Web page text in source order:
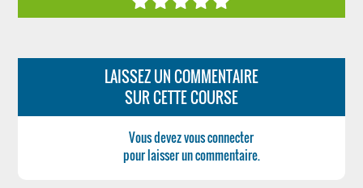
LAISSEZ UN COMMENTAIRE
SUR CETTE COURSE
Vous devez vous connecter
pour laisser un commentaire.